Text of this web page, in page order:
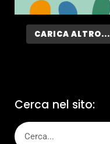
CARICA ALTRO...
Cerca nel sito: